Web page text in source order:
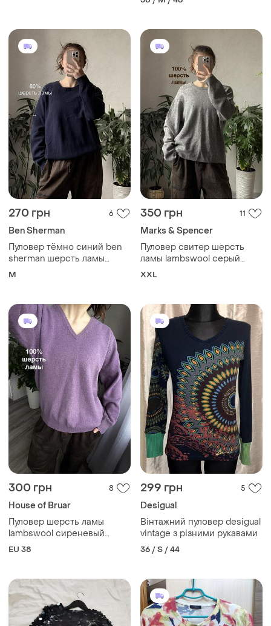
270 грн 6
Ben Sherman
Пуловер тёмно синий ben
sherman шерсть ламы
lambswool свободный 38 m
M
350 грн 11
Marks & Spencer
Пуловер свитер шерсть
ламы lambswool серый
оверсайз большой размер
XXL
300 грн 8
House of Bruar
Пуловер шерсть ламы
lambswool сиреневый
фиолетовый оверсайз
EU 38
299 грн 5
Desigual
Вінтажний пуловер desigual
vintage з різними рукавами
36 / S / 44